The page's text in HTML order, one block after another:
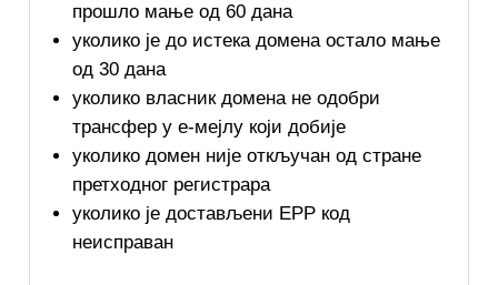
прошло мање од 60 дана
уколико је до истека домена остало мање
од 30 дана
уколико власник домена не одобри
трансфер у е-мејлу који добије
уколико домен није откључан од стране
претходног регистрара
уколико је достављени EPP код
неисправан